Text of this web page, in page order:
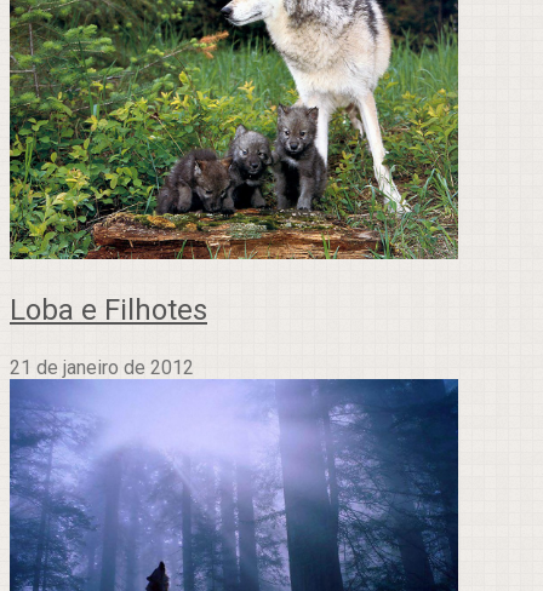
Loba e Filhotes
21 de janeiro de 2012